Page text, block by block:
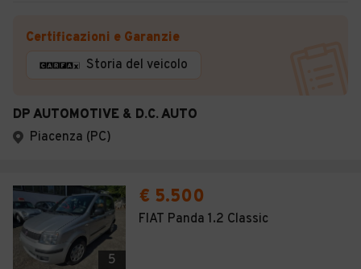
Certificazioni e Garanzie
Storia del veicolo
DP AUTOMOTIVE & D.C. AUTO
Piacenza (PC)
5
€ 5.500
FIAT Panda 1.2 Classic